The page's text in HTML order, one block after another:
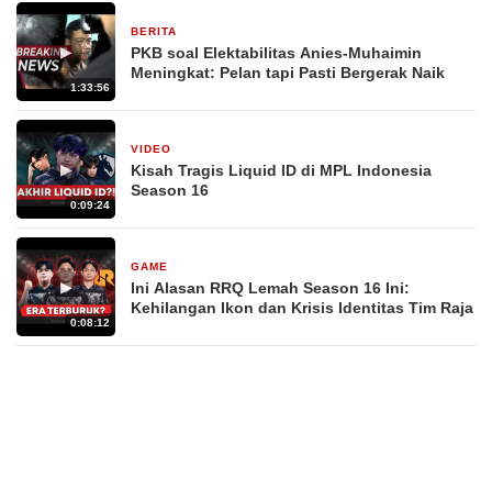
▶
1:33:56
BERITA
PKB soal Elektabilitas Anies-Muhaimin
Meningkat: Pelan tapi Pasti Bergerak Naik
▶
0:09:24
VIDEO
Kisah Tragis Liquid ID di MPL Indonesia
Season 16
▶
0:08:12
GAME
Ini Alasan RRQ Lemah Season 16 Ini:
Kehilangan Ikon dan Krisis Identitas Tim Raja